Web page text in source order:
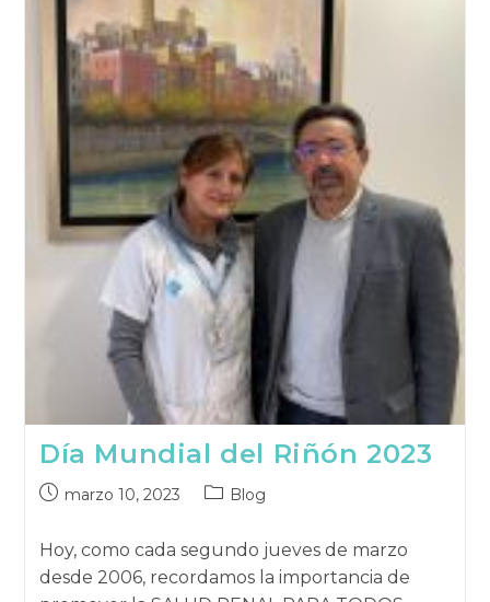
OBESIDAD
Y
DEL
RIÑON;
COMERLO
NI
BEBERLO
Día Mundial del Riñón 2023
Publicación
marzo 10, 2023
Categoría
publicación:
Blog
Hoy, como cada segundo jueves de marzo
desde 2006, recordamos la importancia de